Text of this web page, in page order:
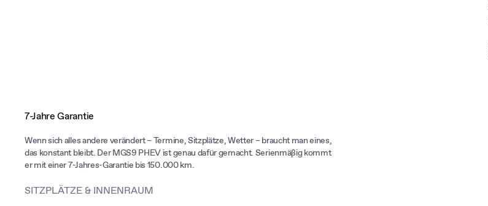
7-Jahre Garantie
Wenn sich alles andere verändert – Termine, Sitzplätze, Wetter – braucht man eines,
das konstant bleibt. Der MGS9 PHEV ist genau dafür gemacht. Serienmäßig kommt
er mit einer 7-Jahres-Garantie bis 150.000 km.
SITZPLÄTZE & INNENRAUM